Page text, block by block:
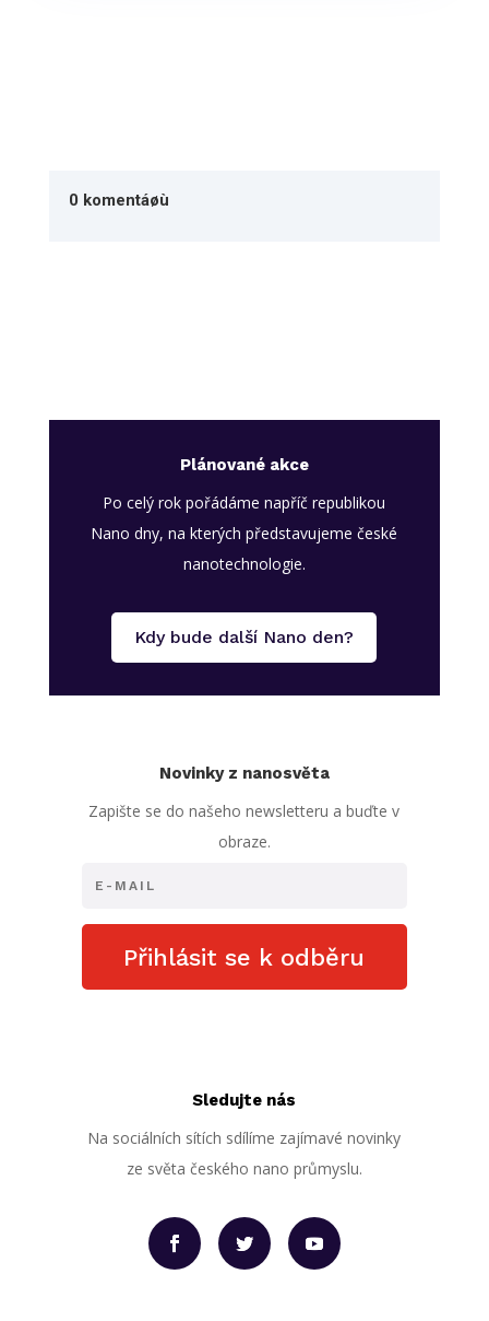
0 komentáøù
Plánované akce
Po celý rok pořádáme napříč republikou
Nano dny, na kterých představujeme české
nanotechnologie.
Kdy bude další Nano den?
Novinky z nanosvěta
Zapište se do našeho newsletteru a buďte v
obraze.
Přihlásit se k odběru
Sledujte nás
Na sociálních sítích sdílíme zajímavé novinky
ze světa českého nano průmyslu.